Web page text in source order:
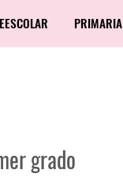
PRIMARIA
grado